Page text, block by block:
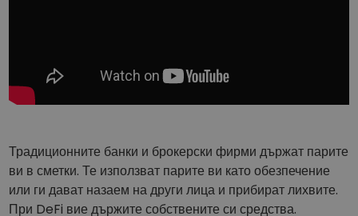
Традиционните банки и брокерски фирми държат парите
ви в сметки. Те използват парите ви като обезпечение
или ги дават назаем на други лица и прибират лихвите.
При DeFi вие държите собствените си средства.